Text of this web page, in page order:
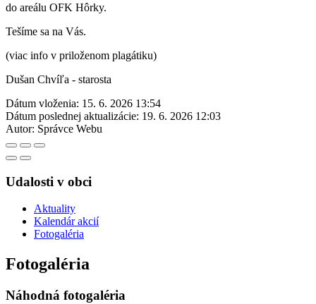
do areálu OFK Hôrky.
Tešíme sa na Vás.
(viac info v priloženom plagátiku)
Dušan Chvíľa - starosta
Dátum vloženia: 15. 6. 2026 13:54
Dátum poslednej aktualizácie: 19. 6. 2026 12:03
Autor: Správce Webu
Udalosti v obci
Aktuality
Kalendár akcií
Fotogaléria
Fotogaléria
Náhodná fotogaléria